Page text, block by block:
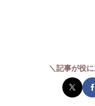
＼記事が役